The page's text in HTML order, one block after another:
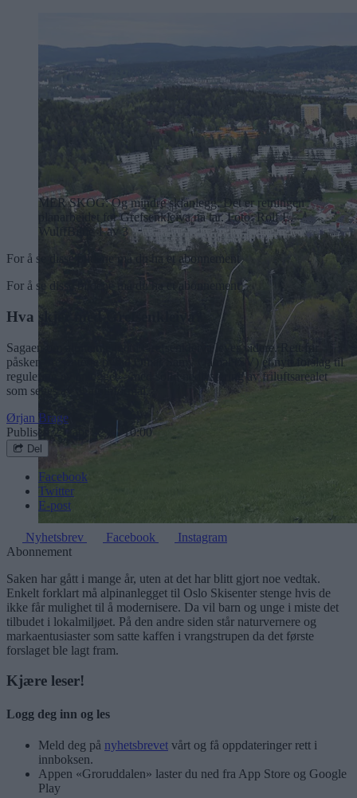
MER SKOG: Og mindre skianlegg. Det er retningen
planarbeidet for Grefsenkleiva nå tar. Foto: Rolf E.
Wulff Bilde 1 av 3
For å se disse bildene må du ha et abonnement
For å se disse bildene må du ha et abonnement
Hva skjer med Grefsenkleiva?
Sagaen om alpinanlegget i Grefsenkleiva lever videre. Rett før
påsken presenterte byråd Omar Samy Gamal (SV) et nytt forslag til
regulering av anlegget – med solid nedjustering av friluftsarealet
som settes av til alpinformål.
Ørjan Brage
Publisert25. apr 22 kl. 10:00
Del
Facebook
Twitter
E-post
Nyhetsbrev Facebook
Instagram
Abonnement
Saken har gått i mange år, uten at det har blitt gjort noe vedtak.
Enkelt forklart må alpinanlegget til Oslo Skisenter stenge hvis de
ikke får mulighet til å modernisere. Da vil barn og unge i miste det
tilbudet i lokalmiljøet. På den andre siden står naturvernere og
markaentusiaster som satte kaffen i vrangstrupen da det første
forslaget ble lagt fram.
Kjære leser!
Logg deg inn og les
Meld deg på nyhetsbrevet vårt og få oppdateringer rett i
innboksen.
Appen «Groruddalen» laster du ned fra App Store og Google
Play